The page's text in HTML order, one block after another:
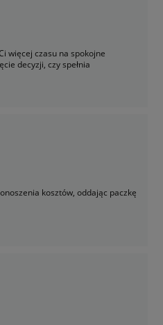
więcej czasu na spokojne
decyzji, czy spełnia
kosztów, oddając paczkę